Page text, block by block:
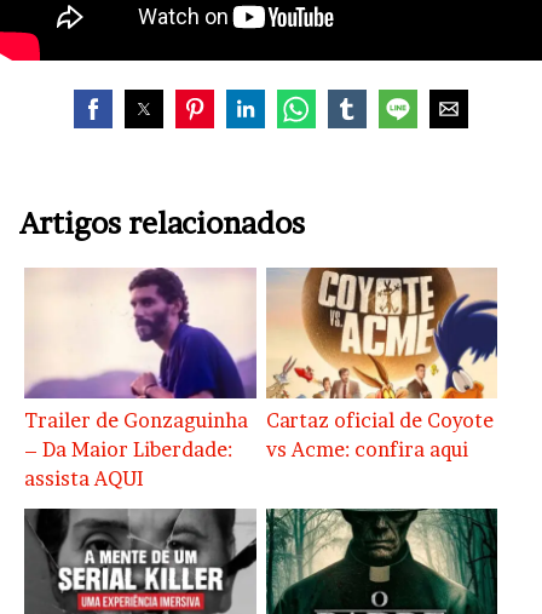
Artigos relacionados
Trailer de Gonzaguinha
– Da Maior Liberdade:
assista AQUI
Cartaz oficial de Coyote
vs Acme: confira aqui